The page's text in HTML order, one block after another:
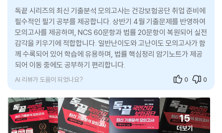
독끝 시리즈의 최신 기출분석 모의고사는 건강보험공단 취업 준비에
필수적인 필기 공부를 제공합니다. 상반기 4월 기출문제를 반영하여
모의고사를 제공하며, NCS 60문항과 법률 20문항이 복원되어 실전
감각을 키우기에 적합합니다. 일반난이도와 고난이도 모의고사가 함
께 수록되어 있어 학습에 유용하며, 법률 핵심정리 암기노트가 제공
되어 이동 중에도 공부하기 편리합니다.
AI 리뷰가 도움이 되었나요? 0 0
15
더보기